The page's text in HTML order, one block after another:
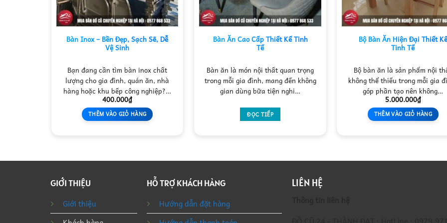
Bàn Inox – Bền Đẹp, Sạch Sẽ, Dễ
Vệ Sinh
Bạn đang cần tìm bàn inox chất
lượng cho gia đình, quán ăn, nhà
hàng hoặc khu bếp công nghiệp?…
400.000₫
THÊM VÀO GIỎ HÀNG
Bàn Ăn Cao Cấp Thiết Kế Tinh
Tế
Bàn ăn là món nội thất quan trọng
trong mỗi gia đình, mang đến không
gian dùng bữa tiện nghi…
ĐỌC TIẾP
Bộ Bàn Ăn Hiện Đại Thiết Kế
Tinh Tế
Bộ bàn ăn là sản phẩm nội
không thể thiếu trong mỗi gia
góp phần tạo nên không…
5.000.000₫
THÊM VÀO GIỎ HÀNG
GIỚI THIỆU
Giới thiệu
HỖ TRỢ KHÁCH HÀNG
Hướng dẫn đặt hàng
LIÊN HỆ